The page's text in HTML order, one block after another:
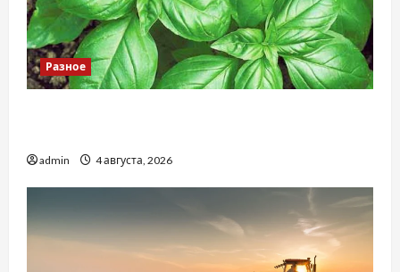
Разное
admin 4 августа, 2026